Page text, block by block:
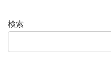
検索